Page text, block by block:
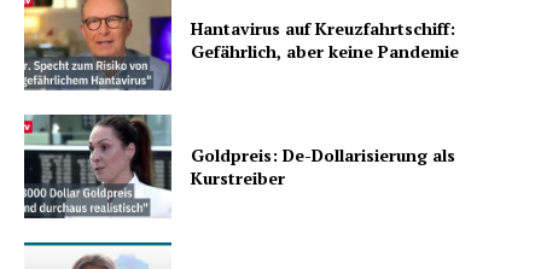
Hantavirus auf Kreuzfahrtschiff:
Gefährlich, aber keine Pandemie
Goldpreis: De-Dollarisierung als
Kurstreiber